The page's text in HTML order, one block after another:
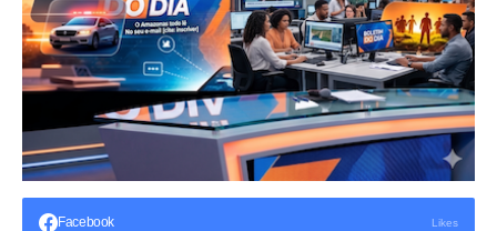
Facebook Likes